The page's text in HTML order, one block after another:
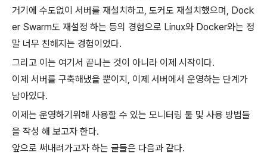
거기에 수도없이 서버를 재설치하고, 도커도 재설치했으며, Dock
er Swarm도 재설정 하는 등의 경험으로 Linux와 Docker와는 정
말 너무 친해지는 경험이었다.
그리고 이는 여기서 끝나는 것이 아니라 이제 시작이다.
이제 서버를 구축해냈을 뿐이지, 이제 서버에서 운영하는 단계가
남아있다.
이제는 운영하기위해 사용할 수 있는 모니터링 툴 및 사용 방법들
을 작성 해 보고자 한다.
앞으로 써내려가고자 하는 글들은 다음과 같다.